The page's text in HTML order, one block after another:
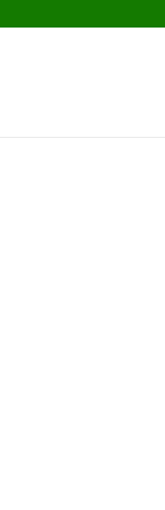
Insektisida Abamektin